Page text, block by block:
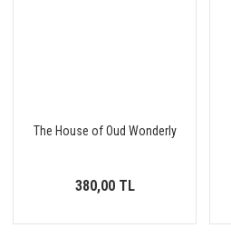
The House of Oud Wonderly
380,00 TL